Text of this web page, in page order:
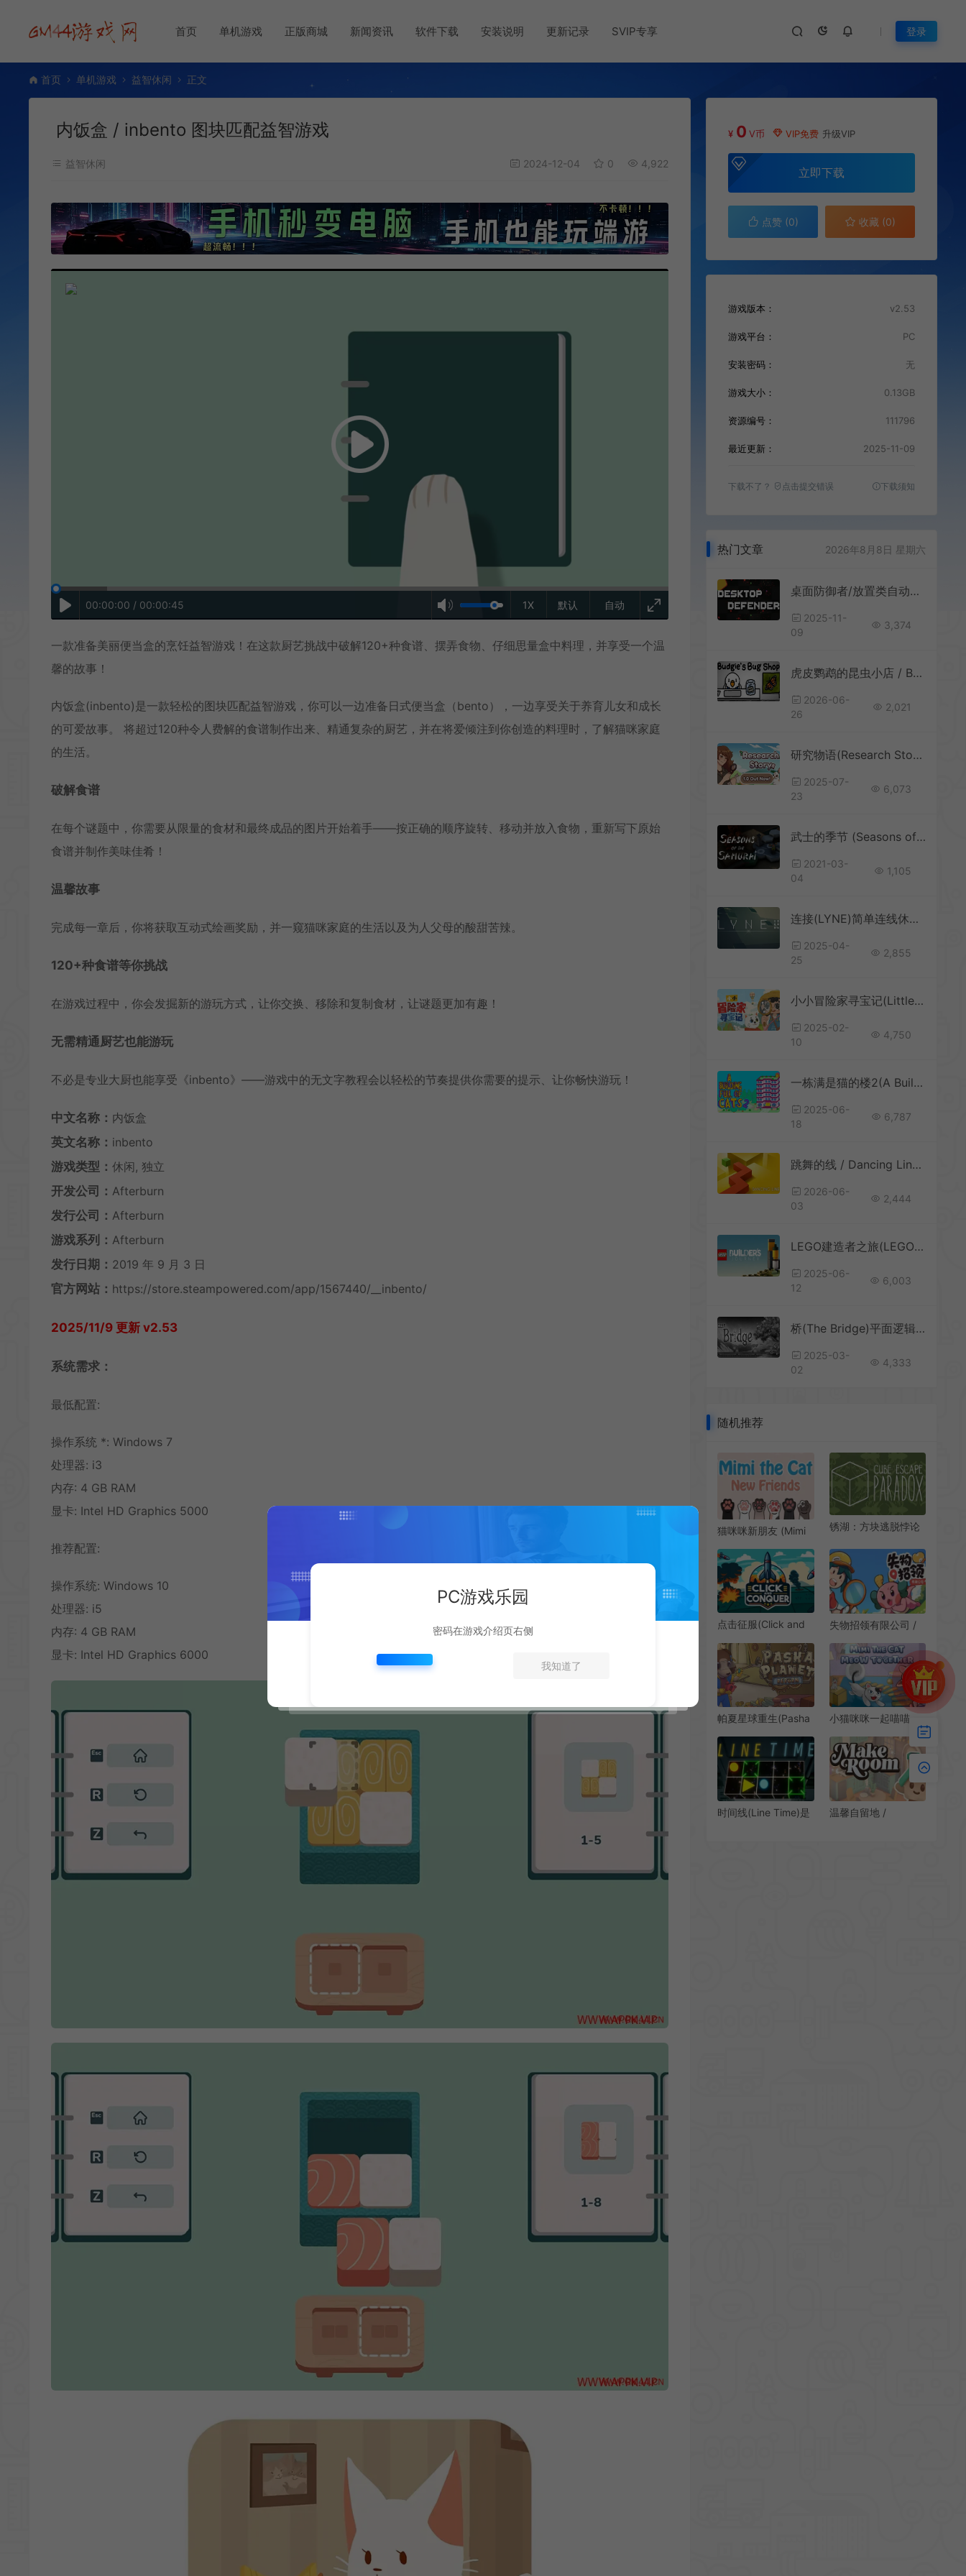
首页 单机游戏 正版商城 新闻资讯 软件下载 安装说明 更新记录 SVIP专享 登录
首页 单机游戏 益智休闲 正文
内饭盒 / inbento 图块匹配益智游戏
益智休闲 2024-12-04 0 4,922
自动
1X 默认
00:00:00 / 00:00:45
一款准备美丽便当盒的烹饪益智游戏！在这款厨艺挑战中破解120+种食谱、摆弄食物、仔细思量盒中料理，并享受一个温
馨的故事！
内饭盒(inbento)是一款轻松的图块匹配益智游戏，你可以一边准备日式便当盒（bento），一边享受关于养育儿女和成长
的可爱故事。 将超过120种令人费解的食谱制作出来、精通复杂的厨艺，并在将爱倾注到你创造的料理时，了解猫咪家庭
的生活。
破解食谱
在每个谜题中，你需要从限量的食材和最终成品的图片开始着手——按正确的顺序旋转、移动并放入食物，重新写下原始
食谱并制作美味佳肴！
温馨故事
完成每一章后，你将获取互动式绘画奖励，并一窥猫咪家庭的生活以及为人父母的酸甜苦辣。
120+种食谱等你挑战
在游戏过程中，你会发掘新的游玩方式，让你交换、移除和复制食材，让谜题更加有趣！
无需精通厨艺也能游玩
不必是专业大厨也能享受《inbento》——游戏中的无文字教程会以轻松的节奏提供你需要的提示、让你畅快游玩！
中文名称： 内饭盒
英文名称： inbento
游戏类型： 休闲, 独立
开发公司： Afterburn
发行公司： Afterburn
游戏系列： Afterburn
发行日期： 2019 年 9 月 3 日
官方网站： https://store.steampowered.com/app/1567440/__inbento/
2025/11/9 更新 v2.53
系统需求：
最低配置:
操作系统 *: Windows 7
处理器: i3
内存: 4 GB RAM
显卡: Intel HD Graphics 5000
推荐配置:
操作系统: Windows 10
处理器: i5
内存: 4 GB RAM
显卡: Intel HD Graphics 6000
¥ 0 V币 VIP免费 升级VIP
立即下载
点赞 (0) 收藏 (0)
游戏版本： v2.53
游戏平台： PC
安装密码： 无
游戏大小： 0.13GB
资源编号： 111796
最近更新： 2025-11-09
下载不了？ 点击提交错误 下载须知
热门文章 2026年8月8日 星期六
桌面防御者/放置类自动战斗挂机游戏 Desktop Defender 下载
2025-11-
09
3,374
虎皮鹦鹉的昆虫小店 / Budgies Bug Shop 休闲放置游戏
2026-06-
26
2,021
研究物语(Research Story)像素风模拟休闲游戏|下载
2025-07-
23
6,073
武士的季节 (Seasons of the Samurai) 简中|PC|逻辑休闲解谜游戏
2021-03-
04
1,105
连接(LYNE)简单连线休闲益智游戏|下载
2025-04-
25
2,855
小小冒险家寻宝记(Little Adventurer Treasure Hunt)休闲寻物益智游戏|下载
2025-02-
10
4,750
一栋满是猫的楼2(A Building Full of Cats 2)休闲找猫游戏|下载
2025-06-
18
6,787
跳舞的线 / Dancing Line 经典休闲音乐游戏
2026-06-
03
2,444
LEGO建造者之旅(LEGO Builders Journey)几何谜题游戏|下载
2025-06-
12
6,003
桥(The Bridge)平面逻辑解谜游戏|下载
2025-03-
02
4,333
随机推荐
猫咪咪新朋友 (Mimi
Friends) 简中|PC|推
箱子益智休闲游戏
锈湖：方块逃脱悖论
Paradox)简
中|PC|PUZ|休闲益智
解谜游戏
点击征服(Click and
量游戏|下载
失物招领有限公司 /
休闲点击寻物游戏
帕夏星球重生(Pasha
中|PC|AVG|点击式解
谜游戏
小猫咪咪一起喵喵
Meow Together)简
中|PC|PUZ|推箱子益
智策略游戏
时间线(Line Time)是
温馨自留地 /
PC游戏乐园
密码在游戏介绍页右侧
我知道了